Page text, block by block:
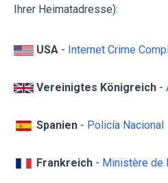
Ihrer Heimatadresse):
USA - Internet Crime
Vereinigtes Königreich -
Spanien - Policía Nacional
Frankreich - Ministère de